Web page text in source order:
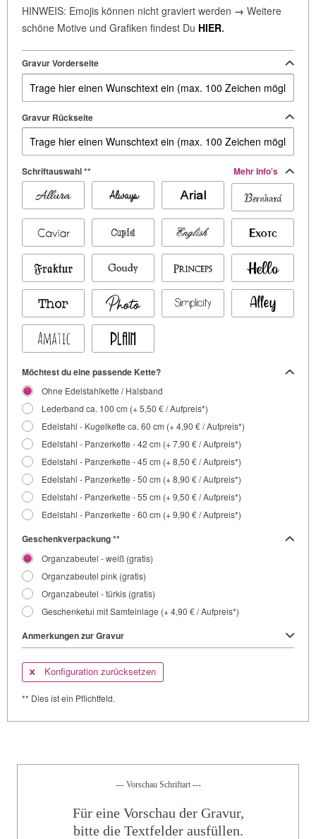
HINWEIS: Emojis können nicht graviert werden → Weitere
schöne Motive und Grafiken findest Du HIER.
Gravur Vorderseite
Gravur Rückseite
Schriftauswahl ** Mehr Info's
Möchtest du eine passende Kette?
Ohne Edelstahlkette / Halsband
Lederband ca. 100 cm (+ 5,50 € / Aufpreis*)
Edelstahl - Kugelkette ca. 60 cm (+ 4,90 € / Aufpreis*)
Edelstahl - Panzerkette - 42 cm (+ 7,90 € / Aufpreis*)
Edelstahl - Panzerkette - 45 cm (+ 8,50 € / Aufpreis*)
Edelstahl - Panzerkette - 50 cm (+ 8,90 € / Aufpreis*)
Edelstahl - Panzerkette - 55 cm (+ 9,50 € / Aufpreis*)
Edelstahl - Panzerkette - 60 cm (+ 9,90 € / Aufpreis*)
Geschenkverpackung **
Organzabeutel - weiß (gratis)
Organzabeutel pink (gratis)
Organzabeutel - türkis (gratis)
Geschenketui mit Samteinlage (+ 4,90 € / Aufpreis*)
Anmerkungen zur Gravur
Konfiguration zurücksetzen
** Dies ist ein Pflichtfeld.
--- Vorschau Schriftart ---
Für eine Vorschau der Gravur,
bitte die Textfelder ausfüllen.